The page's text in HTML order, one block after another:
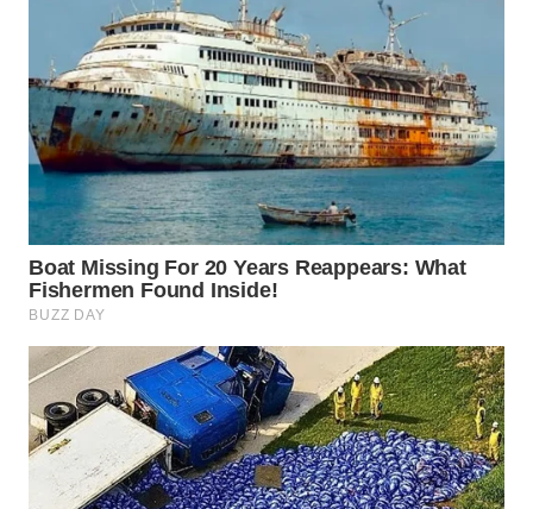
WN
KEPULAUAN
SERIBU
WN
TANGERANG
WN
BINJAI
WN
CIREBON
WN
INDRAMAYU
WN